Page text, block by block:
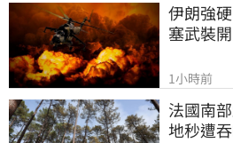
伊朗強
塞武裝
1小時前
法國南
地秒遭